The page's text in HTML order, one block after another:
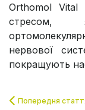
Orthomol Vital
стресом,
нервової
покращують
Попередня